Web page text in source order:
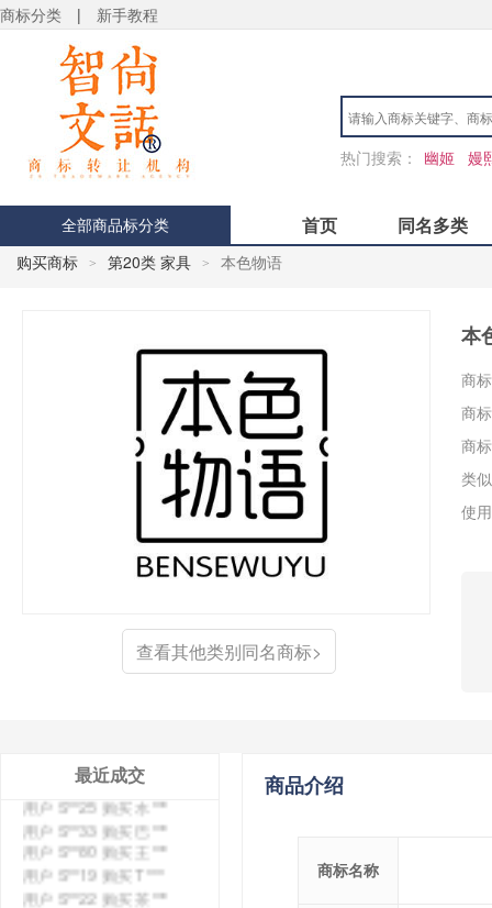
商标分类 | 新手教程
热门搜索： 幽姬 嫚
全部商品标分类 首页 同名多类
购买商标 > 第20类 家具 > 本色物语
查看其他类别同名商标>
本
商
商
商
类
使
最近成交
用户 S**4 购买 天***
用户 S**6 购买 七***
用户 S**0 购买 冠***
用户 S**4 购买 朴***
用户 S**5 购买 云***
商品介绍
商标名称